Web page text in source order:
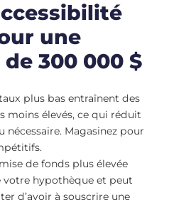
une
300 000 $
plus bas entraînent des
moins élevés, ce qui réduit
Magasinez pour
de fonds plus élevée
hypothèque et peut
d’avoir à souscrire une